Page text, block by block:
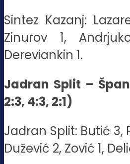
Sintez Kazanj:
Zinurov 1,
Dereviankin 1.
Jadran Split –
2:3, 4:3, 2:1)
Jadran Split: Butić 3,
Dužević 2, Zović 1,